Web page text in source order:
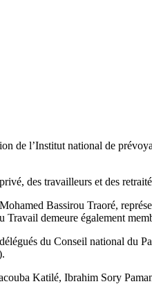
de l’Institut national de
des travailleurs et des
Bassirou Traoré,
demeure également
du Conseil national
Katilé, Ibrahim Sory